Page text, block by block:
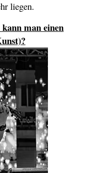
liegen.
man einen